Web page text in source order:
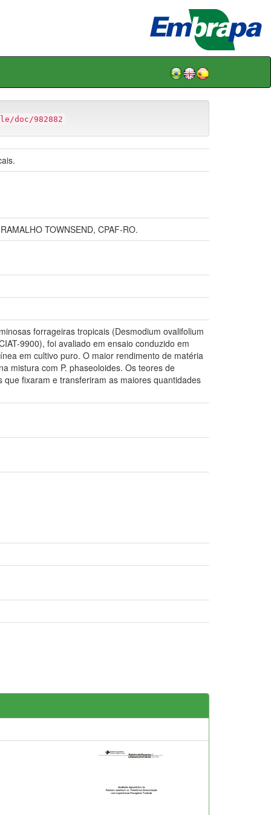
doc/982882
TOWNSEND, CPAF-RO.
forrageiras tropicais (Desmodium ovalifolium
9900), foi avaliado em ensaio conduzido em
em cultivo puro. O maior rendimento de matéria
mistura com P. phaseoloides. Os teores de
fixaram e transferiram as maiores quantidades